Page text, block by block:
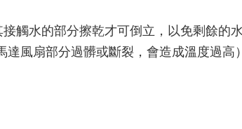
觸水的部分擦乾才可倒立，以免剩餘的水
風扇部分過髒或斷裂，會造成溫度過高）